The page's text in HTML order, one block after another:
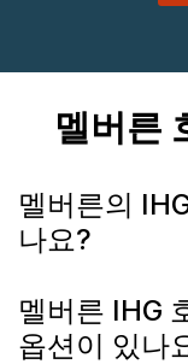
멜버른
멜버른의
나요?
멜버른 IHG
옵션이 있나